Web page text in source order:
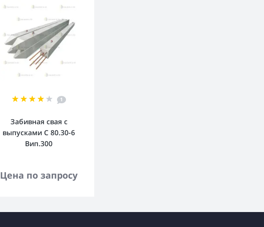
1
Забивная свая с
выпусками С 80.30-6
Вип.300
Цена по запросу